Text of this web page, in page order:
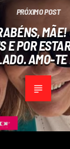
PRÓXIMO POST
MÃE!
E POR
AMO-TE